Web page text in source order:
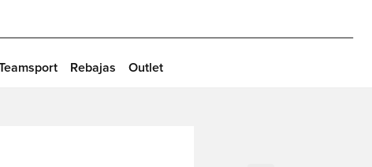
Rebajas Outlet